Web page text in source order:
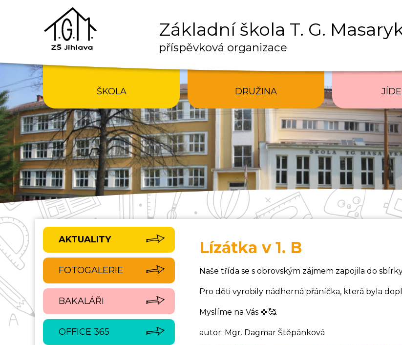
Základní škola T. G.
příspěvková organizace
ŠKOLA DRUŽINA
Lízátka v 1. B
Naše třída se s obrovským zájmem zapojila do
Pro děti vyrobily nádherná přáníčka, která byla
Myslíme na Vás 🍀🥰.
autor: Mgr. Dagmar Štěpánková
AKTUALITY
FOTOGALERIE
BAKALÁŘI
OFFICE 365